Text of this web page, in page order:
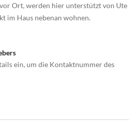
Ort, werden hier unterstützt von Ute
im Haus nebenan wohnen.
ein, um die Kontaktnummer des